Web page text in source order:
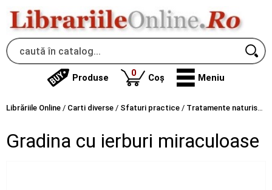
Produse 0produse
Coș Meniu
Librăriile Online / Carti diverse / Sfaturi practice / Tratamente naturiste
Gradina cu ierburi miraculoase